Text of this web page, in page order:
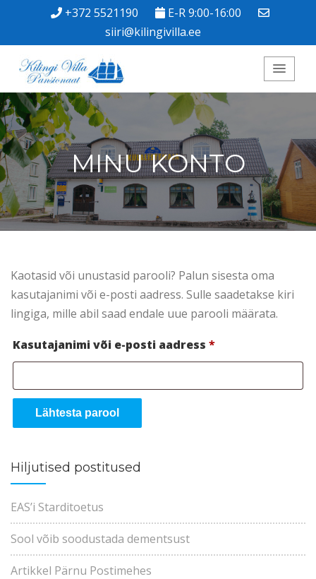
+372 5521190
E-R 9:00-16:00
siiri@kilingivilla.ee
Kilingi Villa
Pansionaat
MINU KONTO
Kaotasid või unustasid parooli? Palun sisesta oma
kasutajanimi või e-posti aadress. Sulle saadetakse kiri
lingiga, mille abil saad endale uue parooli määrata.
Kasutajanimi või e-posti aadress *Nõutud
Lähtesta parool
Hiljutised postitused
EAS’i Starditoetus
Sool võib soodustada dementsust
Artikkel Pärnu Postimehes